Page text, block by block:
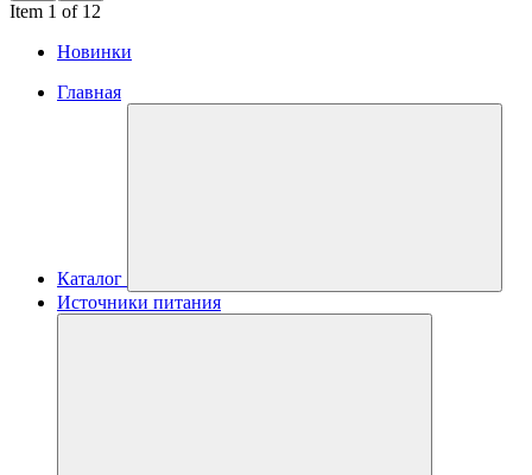
Item 1 of 12
Новинки
Главная
Каталог
Источники питания